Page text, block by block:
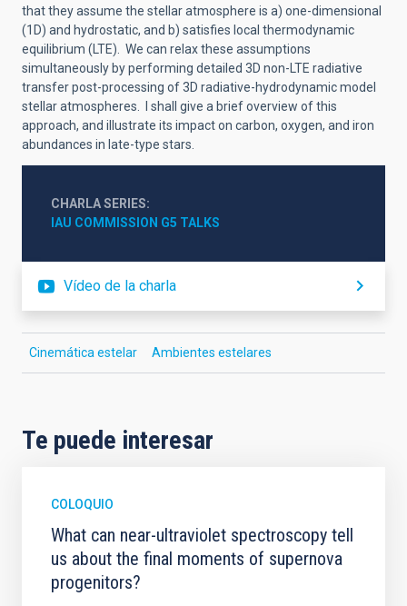
that they assume the stellar atmosphere is a) one-dimensional
(1D) and hydrostatic, and b) satisfies local thermodynamic
equilibrium (LTE). We can relax these assumptions
simultaneously by performing detailed 3D non-LTE radiative
transfer post-processing of 3D radiative-hydrodynamic model
stellar atmospheres. I shall give a brief overview of this
approach, and illustrate its impact on carbon, oxygen, and iron
abundances in late-type stars.
CHARLA SERIES
IAU COMMISSION G5 TALKS
Vídeo de la charla
Cinemática estelar Ambientes estelares
Te puede interesar
COLOQUIO
What can near-ultraviolet spectroscopy tell
us about the final moments of supernova
progenitors?